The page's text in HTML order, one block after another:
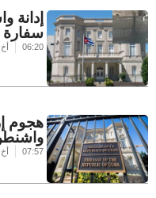
إدانة
سفارة
06:20
هجوم
07:57